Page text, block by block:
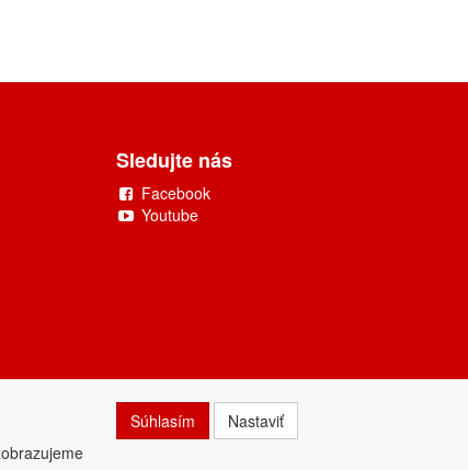
Sledujte nás
Facebook
Youtube
Súhlasím Nastaviť